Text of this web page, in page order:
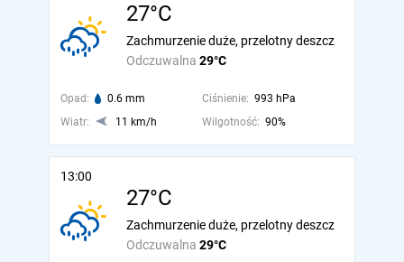
27°C
Odczuwalna 29°C
Zachmurzenie duże, przelotny deszcz
Opad: 0.6 mm Ciśnienie: 993 hPa
Wiatr:
11 km/h Wilgotność: 90%
13:00
27°C
Odczuwalna 29°C
Zachmurzenie duże, przelotny deszcz